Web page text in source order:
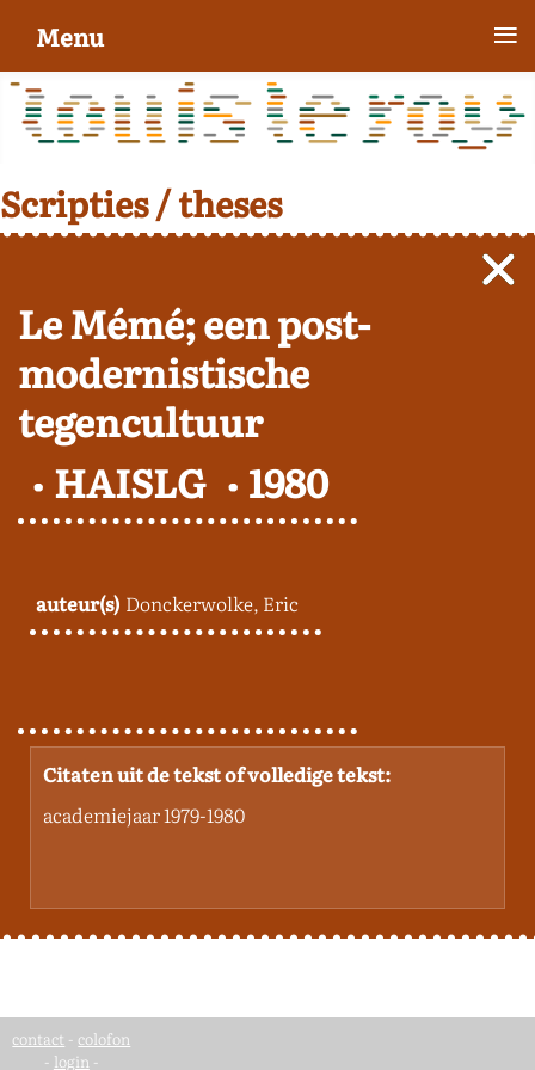
Scripties / theses
Le Mémé; een post-
modernistische
tegencultuur
HAISLG
1980
auteur(s) Donckerwolke, Eric
Citaten uit de tekst of volledige tekst:
academiejaar 1979-1980
contact - colofon
- login -
Menu ≡